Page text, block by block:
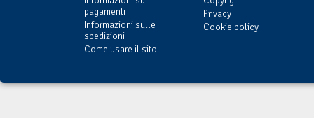
pagamenti
Informazioni sulle
spedizioni
Come usare il sito
Privacy
Cookie policy